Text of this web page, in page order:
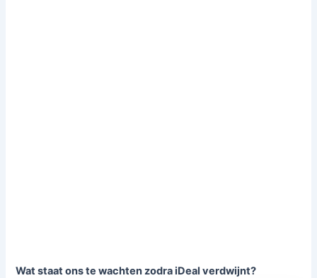
Wat staat ons te wachten zodra iDeal verdwijnt?